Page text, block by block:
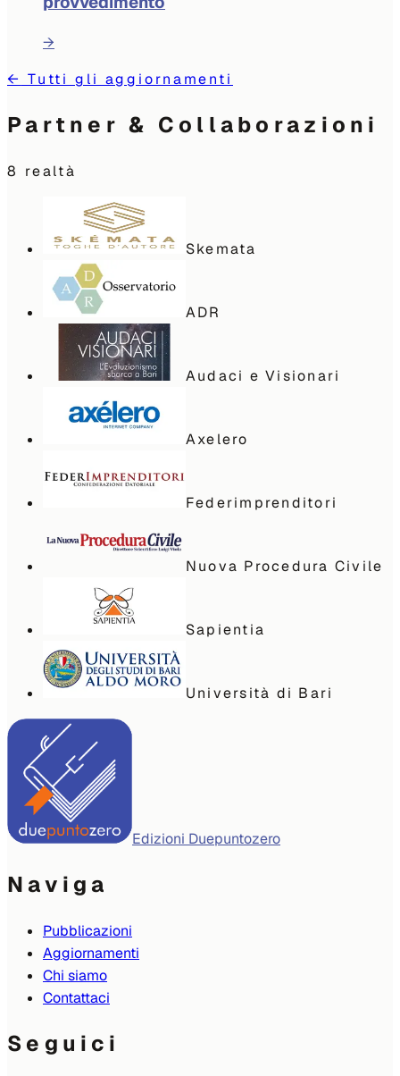
→
← Tutti gli aggiornamenti
Partner & Collaborazioni
8 realtà
Skemata
ADR
Audaci e Visionari
Axelero
Federimprenditori
Nuova Procedura Civile
Sapientia
Università di Bari
Edizioni Duepuntozero
Naviga
Pubblicazioni
Aggiornamenti
Chi siamo
Contattaci
Seguici